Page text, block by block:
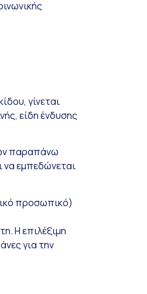
γίνεται
είδη ένδυσης
παραπάνω
να εμπεδώνεται
προσωπικό)
Η επιλέξιμη
για την